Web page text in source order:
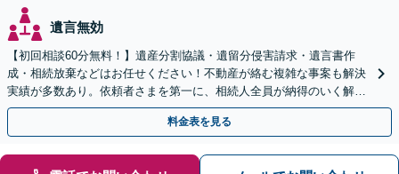
遺言無効
【初回相談60分無料！】遺産分割協議・遺留分侵害請求・遺言書作
成・相続放棄などはお任せください！不動産が絡む複雑な事案も解決
実績が多数あり。依頼者さまを第一に、相続人全員が納得のいく解決
を目指します【馬車道駅3分】
料金表を見る